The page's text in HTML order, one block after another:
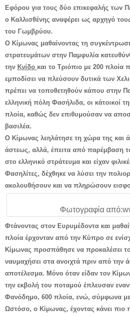
Εφόρου για τους δύο επικεφαλής των
ο Καλλισθένης αναφέρει ως αρχηγό
του Γωμβρύου.
Ο Κίμωνας μαθαίνοντας τη
στρατευμάτων στην Παμφυλία
την Κνίδο και το Τριόπιο με 200
εμποδίσει να πλεύσουν δυτικά των
πρέπει να τοποθετηθούν κάπου στην
ελληνική πόλη Φασήλιδα, οι κάτοικοί
πλοία, καθώς δεν επιθυμούσαν να
βασιλέα.
Ο Κίμωνας λεηλάτησε τη χώρα της και
άστεως, αλλά, έπειτα από παρέμβαση
στο ελληνικό στράτευμα και είχαν
Φασηλίτες, δέχθηκε να λύσει την
ακολουθήσουν και να πληρώσουν
Φωτογραφία
Φτάνοντας στον Ευρυμέδοντα και
πλοία έρχονταν από την Κύπρο σε
Κίμωνας προσπάθησε να προκαλέσει
ναυμαχήσει στα ανοιχτά πριν από την
αποτέλεσμα. Μόνο όταν είδαν τον
την εκβολή του ποταμού έπλευσαν
Φανόδημο, 600 πλοία, ενώ, σύμφωνα
Ωστόσο, ο Κίμωνας, έχοντας κάνει πιο